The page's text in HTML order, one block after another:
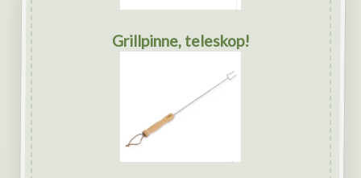
Grillpinne, teleskop!